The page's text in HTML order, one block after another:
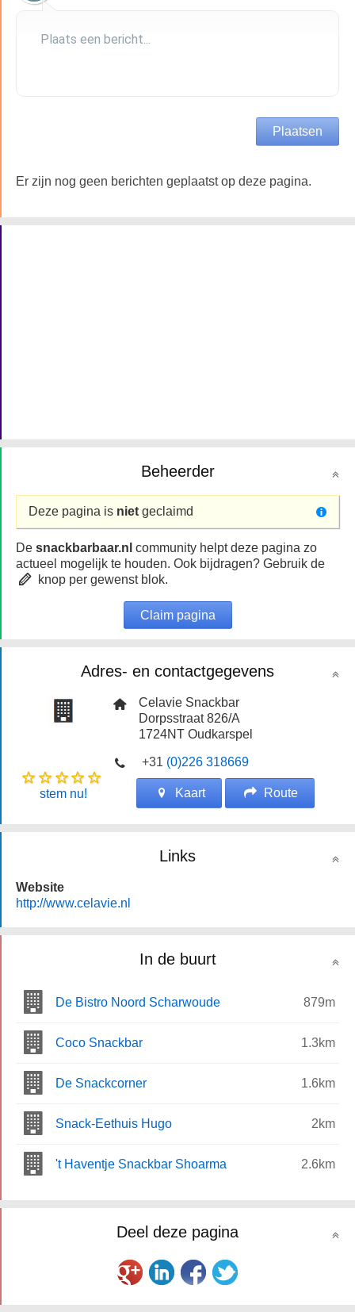
Er zijn nog geen berichten geplaatst op deze pagina.
Beheerder
Deze pagina is niet geclaimd
De snackbarbaar.nl community helpt deze pagina zo
actueel mogelijk te houden. Ook bijdragen? Gebruik de
knop per gewenst blok.
Claim pagina
Adres- en contactgegevens
Celavie Snackbar
Dorpsstraat 826/A
1724NTOudkarspel
+31 (0)226 318669
stem nu! Kaart Route
Links
Website
http://www.celavie.nl
In de buurt
De Bistro Noord Scharwoude 879m
Coco Snackbar 1.3km
De Snackcorner 1.6km
Snack-Eethuis Hugo 2km
't Haventje Snackbar Shoarma 2.6km
Deel deze pagina